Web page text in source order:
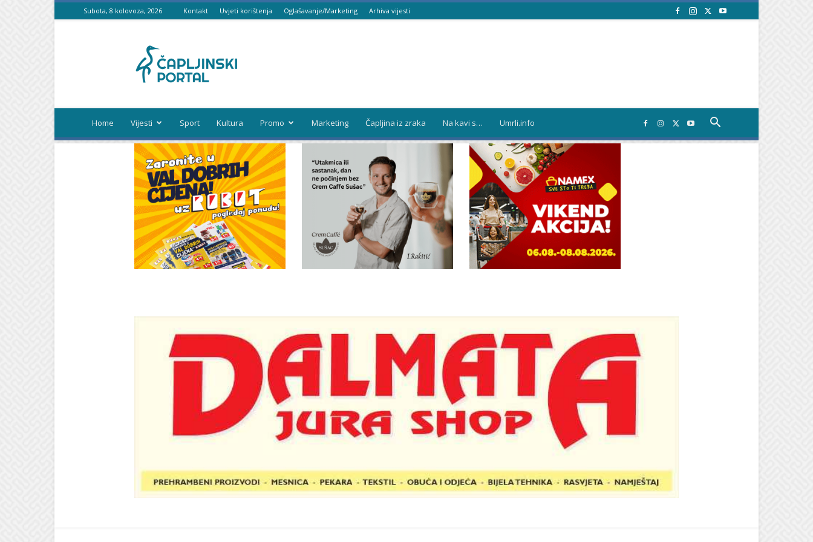
Subota, 8 kolovoza, 2026 Kontakt Uvjeti korištenja Oglašavanje/Marketing Arhiva vijesti
portal
Home Vijesti Sport Kultura Promo Marketing Čapljina iz zraka Na kavi s… Umrli.info